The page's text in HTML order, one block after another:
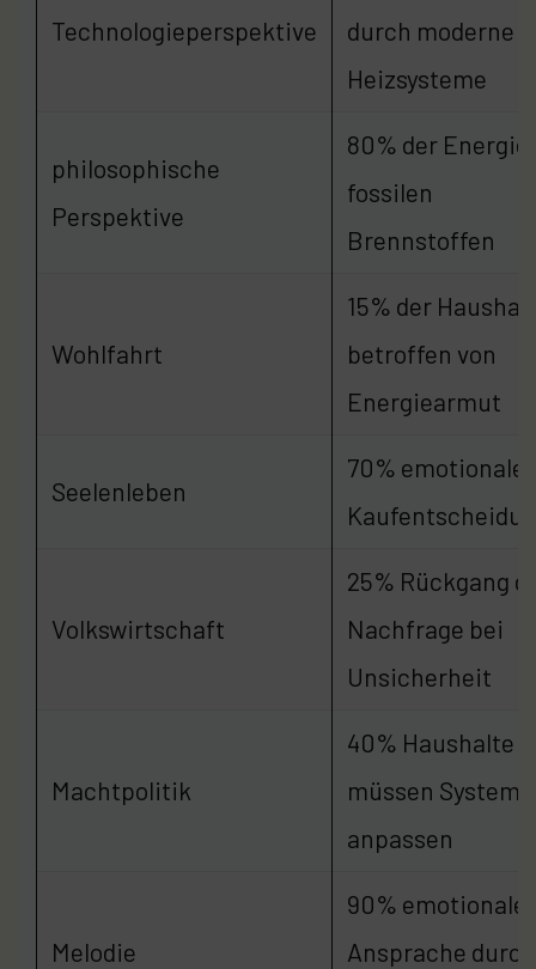
Technologieperspektive
durch moderne
Heizsysteme
philosophische
Perspektive
80% der Energie
fossilen
Brennstoffen
Wohlfahrt
15% der
betroffen von
Energiearmut
Seelenleben
70% emotionale
Volkswirtschaft
25% Rückgang
Nachfrage bei
Unsicherheit
Machtpolitik
40% Haushalte
müssen Systeme
anpassen
Melodie
90% emotionale
Ansprache durch